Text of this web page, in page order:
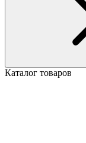
Каталог товаров